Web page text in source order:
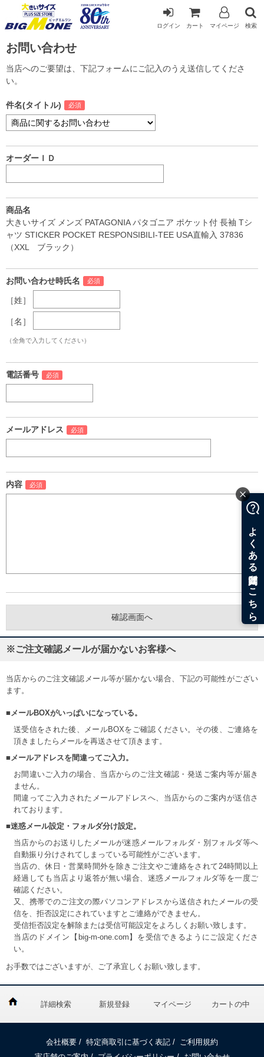
ログイン カート マイページ 検索
お問い合わせ
当店へのご要望は、下記フォームにご記入のうえ送信してくださ
い。
件名(タイトル)
オーダーＩＤ
商品名
大きいサイズ メンズ PATAGONIA パタゴニア ポケット付 長袖 Tシ
ャツ STICKER POCKET RESPONSIBILI-TEE USA直輸入 37836
（XXL ブラック）
お問い合わせ時氏名
［姓］
［名］
（全角で入力してください）
電話番号
メールアドレス
内容
※ご注文確認メールが届かないお客様へ
当店からのご注文確認メール等が届かない場合、下記の可能性がござい
ます。
■メールBOXがいっぱいになっている。
送受信をされた後、メールBOXをご確認ください。その後、ご連絡を
頂きましたらメールを再送させて頂きます。
■メールアドレスを間違ってご入力。
お間違いご入力の場合、当店からのご注文確認・発送ご案内等が届き
ません。
間違ってご入力されたメールアドレスへ、当店からのご案内が送信さ
れております。
■迷惑メール設定・フォルダ分け設定。
当店からのお送りしたメールが迷惑メールフォルダ・別フォルダ等へ
自動振り分けされてしまっている可能性がございます。
当店の、休日・営業時間外を除きご注文やご連絡をされて24時間以上
経過しても当店より返答が無い場合、迷惑メールフォルダ等を一度ご
確認ください。
又、携帯でのご注文の際パソコンアドレスから送信されたメールの受
信を、拒否設定にされていますとご連絡ができません。
受信拒否設定を解除または受信可能設定をよろしくお願い致します。
当店のドメイン【big-m-one.com】を受信できるようにご設定くださ
い。
お手数ではございますが、ご了承宜しくお願い致します。
詳細検索 新規登録 マイページ カートの中
会社概要 / 特定商取引に基づく表記 /
ご利用規約